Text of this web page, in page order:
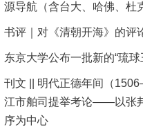
源导航（含台大、哈佛、杜
书评｜对《清朝开海》的评
东京大学公布一批新的“琉球
刊文 || 明代正德年间（
江市舶司提举考论——以张
序为中心